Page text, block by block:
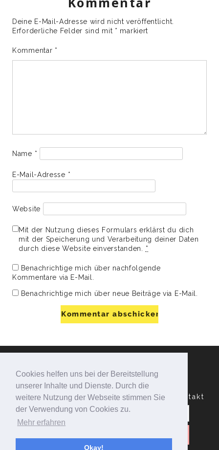
Cookies helfen uns bei der Bereitstellung
unserer Inhalte und Dienste. Durch die
weitere Nutzung der Webseite stimmen Sie
der Verwendung von Cookies zu.
Mehr erfahren
Okay!
Deine E-Mail-Adresse wird nicht veröffentlicht.
Erforderliche Felder sind mit * markiert
Kommentar *
Name *
E-Mail-Adresse *
Website
Mit der Nutzung dieses Formulars erklärst du dich
mit der Speicherung und Verarbeitung deiner Daten
durch diese Website einverstanden. *
Benachrichtige mich über nachfolgende
Kommentare via E-Mail.
Benachrichtige mich über neue Beiträge via E-Mail.
Datenschutzerklärung Impressum Kontakt
Suchen
nach: